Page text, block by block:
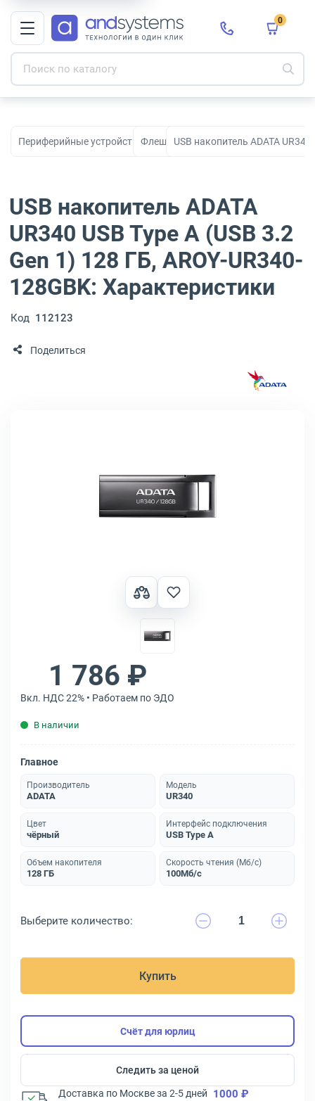
0
Периферийные устройства для рабочих мест, офиса и дома
ФлешкиUSB накопитель ADATA
USB накопитель ADATA
UR340 USB Type A (USB 3.2
Gen 1) 128 ГБ, AROY-UR340-
128GBK: Характеристики
Код 112123
Поделиться
1 786 ₽
Вкл. НДС 22% • Работаем по ЭДО
В наличии
Главное
Производитель
ADATA
Модель
UR340
Цвет
чёрный
Интерфейс подключения
USB Type A
Объем накопителя
128 ГБ
Скорость чтения (Мб/с)
100Мб/с
Выберите количество:
Купить
Счёт для юрлиц
Следить за ценой
Доставка по Москве за 2-5 дней 1000 ₽